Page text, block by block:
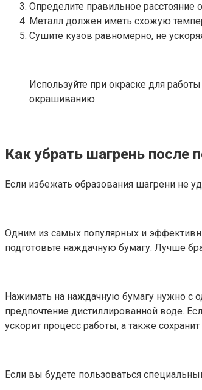
Определите правильное расстояние
Металл должен иметь схожую
Сушите кузов равномерно, не
Используйте при окраске для
окрашиванию.
Как убрать шагрень после
Если избежать образования шагрени не
Одним из самых популярных и
подготовьте наждачную бумагу. Лучше
Нажимать на наждачную бумагу нужно с
предпочтение дистиллированной воде.
ускорит процесс работы, а также сохранит
Если вы будете пользоваться